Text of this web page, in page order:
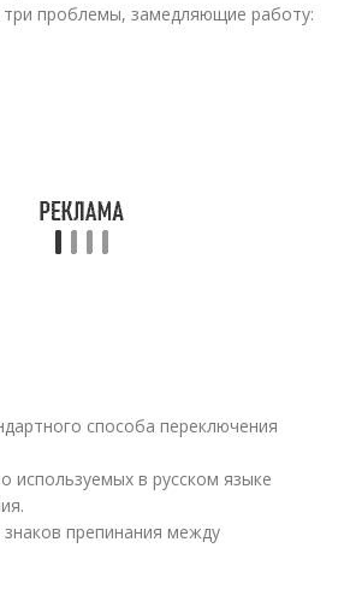
три проблемы, замедляющие работу:
способа переключения
используемых в русском языке
препинания между